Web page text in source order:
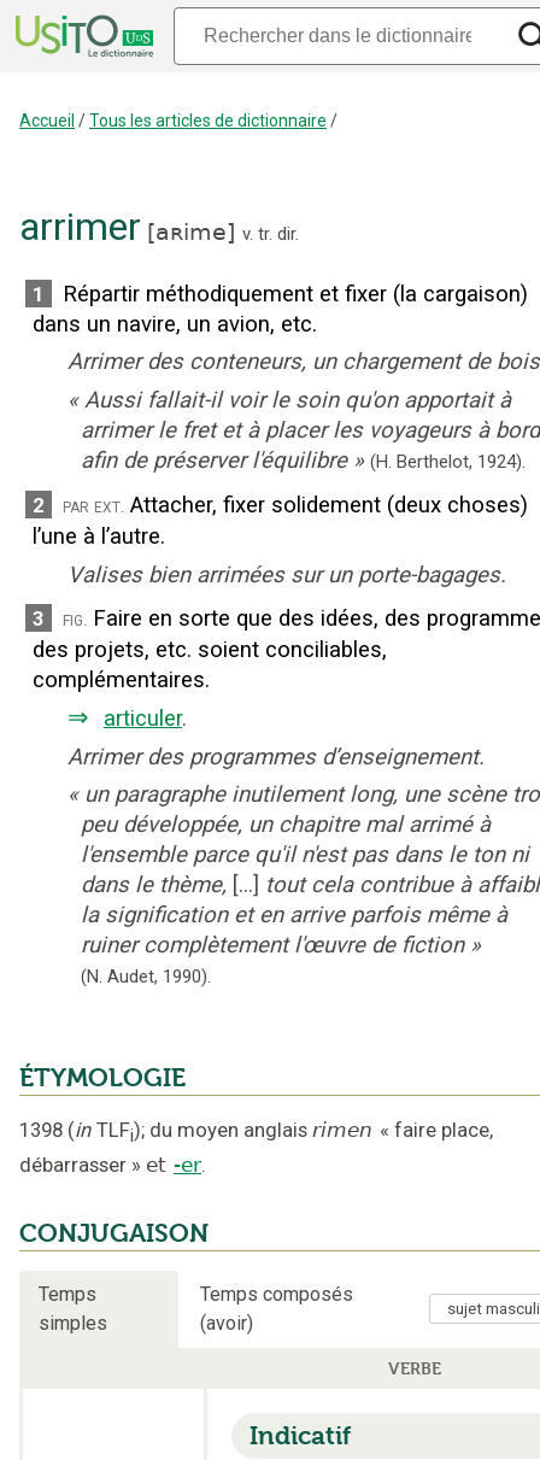
Accueil /Tous les articles de dictionnaire /
arrimer [aʀime] v. tr. dir.
1
Répartir méthodiquement et fixer (la cargaison)
dans un navire, un avion, etc.
Arrimer des conteneurs, un chargement de
« Aussi fallait-il voir le soin qu'on apportait à
arrimer le fret et à placer les voyageurs à bord
afin de préserver l'équilibre » (H. Berthelot, 1924).
2 par ext. Attacher, fixer solidement (deux choses)
l’une à l’autre.
Valises bien arrimées sur un porte-bagages.
3 fig. Faire en sorte que des idées, des
des projets, etc. soient conciliables,
complémentaires.
⇒ articuler.
Arrimer des programmes d’enseignement.
« un paragraphe inutilement long, une scène
peu développée, un chapitre mal arrimé à
l'ensemble parce qu'il n'est pas dans le ton ni
dans le thème, [...] tout cela contribue à
la signification et en arrive parfois même à
ruiner complètement l'œuvre de fiction »
(N. Audet, 1990).
ÉTYMOLOGIE
1398 (in TLFi); du moyen anglais rimen « faire place,
débarrasser » et -er.
CONJUGAISON
Temps
simples
Temps composés
(avoir)
VERBE
Indicatif